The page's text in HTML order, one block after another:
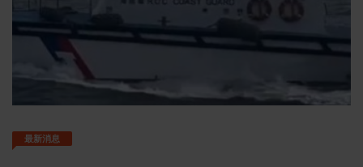
最新消息